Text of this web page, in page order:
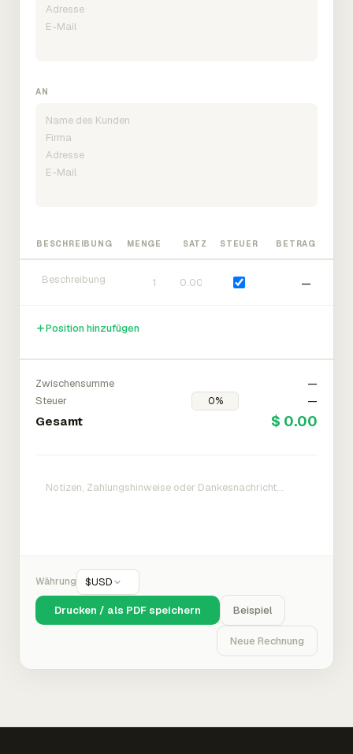
AN
BESCHREIBUNG MENGE SATZ STEUER BETRAG
—
Position hinzufügen
Zwischensumme
—
Steuer
—
Gesamt $ 0.00
Währung $USD
Drucken / als PDF speichern Beispiel
Neue Rechnung